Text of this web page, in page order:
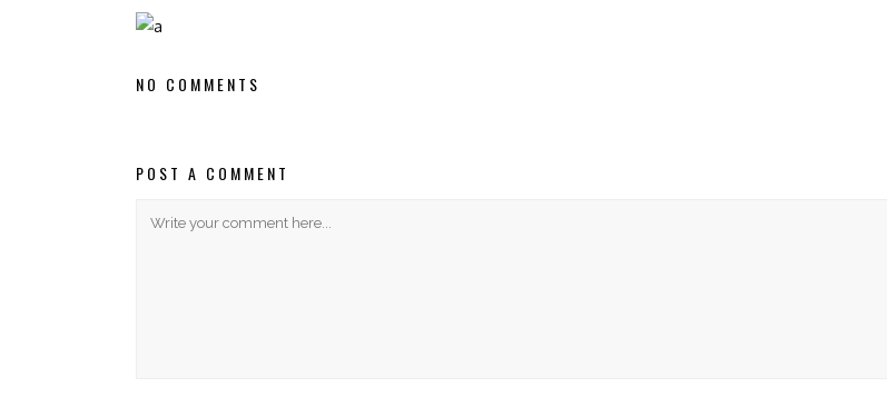
NO COMMENTS
POST A COMMENT